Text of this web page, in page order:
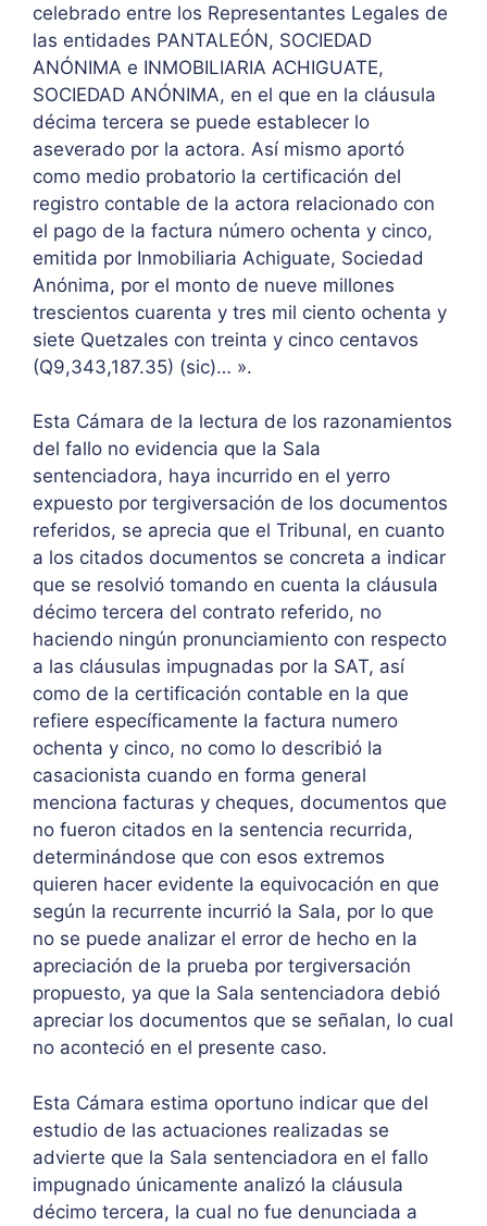
celebrado entre los Representantes Legales de
las entidades PANTALEÓN, SOCIEDAD
ANÓNIMA e INMOBILIARIA ACHIGUATE,
SOCIEDAD ANÓNIMA, en el que en la cláusula
décima tercera se puede establecer lo
aseverado por la actora. Así mismo aportó
como medio probatorio la certificación del
registro contable de la actora relacionado con
el pago de la factura número ochenta y cinco,
emitida por Inmobiliaria Achiguate, Sociedad
Anónima, por el monto de nueve millones
trescientos cuarenta y tres mil ciento ochenta y
siete Quetzales con treinta y cinco centavos
(Q9,343,187.35) (sic)… ».
Esta Cámara de la lectura de los razonamientos
del fallo no evidencia que la Sala
sentenciadora, haya incurrido en el yerro
expuesto por tergiversación de los documentos
referidos, se aprecia que el Tribunal, en cuanto
a los citados documentos se concreta a indicar
que se resolvió tomando en cuenta la cláusula
décimo tercera del contrato referido, no
haciendo ningún pronunciamiento con respecto
a las cláusulas impugnadas por la SAT, así
como de la certificación contable en la que
refiere específicamente la factura numero
ochenta y cinco, no como lo describió la
casacionista cuando en forma general
menciona facturas y cheques, documentos que
no fueron citados en la sentencia recurrida,
determinándose que con esos extremos
quieren hacer evidente la equivocación en que
según la recurrente incurrió la Sala, por lo que
no se puede analizar el error de hecho en la
apreciación de la prueba por tergiversación
propuesto, ya que la Sala sentenciadora debió
apreciar los documentos que se señalan, lo cual
no aconteció en el presente caso.
Esta Cámara estima oportuno indicar que del
estudio de las actuaciones realizadas se
advierte que la Sala sentenciadora en el fallo
impugnado únicamente analizó la cláusula
décimo tercera, la cual no fue denunciada a